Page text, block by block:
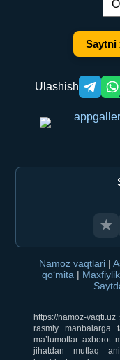
Saytni
Ulashish
★
Namoz vaqtlari |
qo‘mita |
https://namoz-
rasmiy manbalarga
ma’lumotlar axborot
jihatdan mutlaq